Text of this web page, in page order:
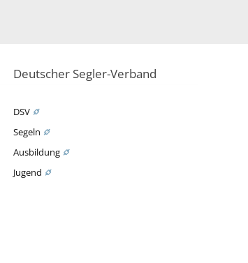
Deutscher Segler-Verband
DSV
Segeln
Ausbildung
Jugend